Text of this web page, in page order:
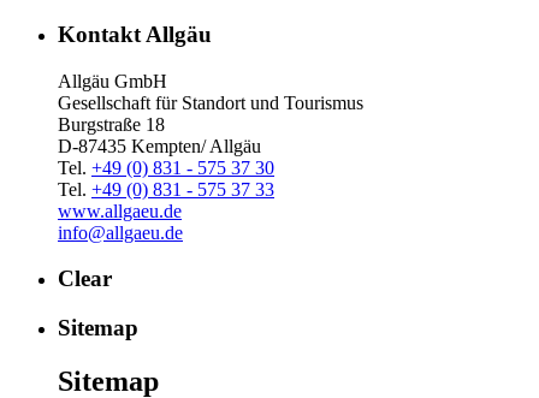
Kontakt Allgäu
Allgäu GmbH
Gesellschaft für Standort und Tourismus
Burgstraße 18
D-87435 Kempten/ Allgäu
Tel. +49 (0) 831 - 575 37 30
Tel. +49 (0) 831 - 575 37 33
www.allgaeu.de
info@allgaeu.de
Clear
Sitemap
Sitemap